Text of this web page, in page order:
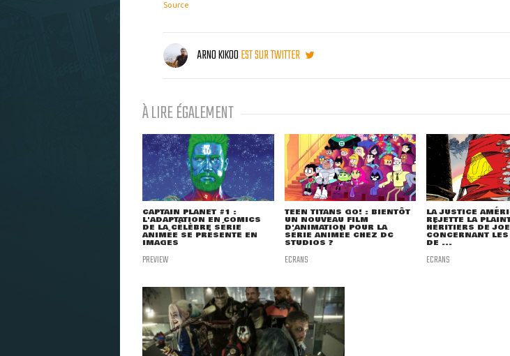
Source
ARNO KIKOOEST SUR TWITTER
À LIRE ÉGALEMENT
CAPTAIN PLANET #1 :
L'ADAPTATION EN COMICS
DE LA CÉLÈBRE SÉRIE
ANIMÉE SE PRÉSENTE EN
IMAGES
PREVIEW
TEEN TITANS GO! : BIENTÔT
UN NOUVEAU FILM
D'ANIMATION POUR LA
SÉRIE ANIMÉE CHEZ DC
STUDIOS ?
ECRANS
LA JUSTICE
REJETTE LA
HÉRITIERS DE
CONCERNANT
DE ...
ECRANS